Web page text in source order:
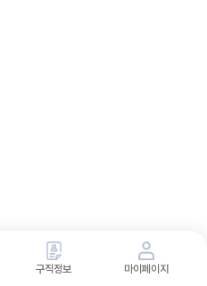
구직정보 마이페이지